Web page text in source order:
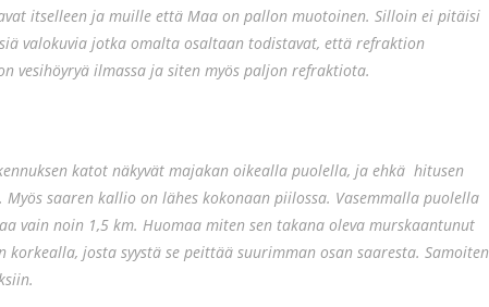
itselleen ja muille että Maa on pallon muotoinen. Silloin ei pitäisi
valokuvia jotka omalta osaltaan todistavat, että refraktion
vesihöyryä ilmassa ja siten myös paljon refraktiota.
katot näkyvät majakan oikealla puolella, ja ehkä hitusen
saaren kallio on lähes kokonaan piilossa. Vasemmalla puolella
vain noin 1,5 km. Huomaa miten sen takana oleva murskaantunut
josta syystä se peittää suurimman osan saaresta. Samoiten